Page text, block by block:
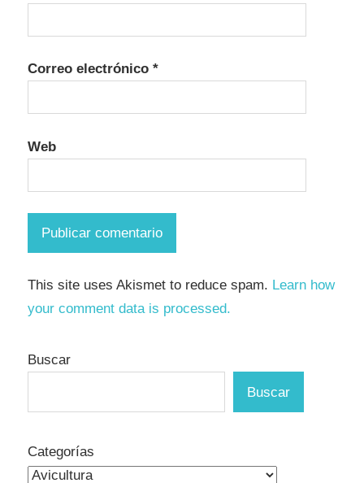
Correo electrónico *
Web
This site uses Akismet to reduce spam. Learn how
your comment data is processed.
Buscar
Buscar
Categorías